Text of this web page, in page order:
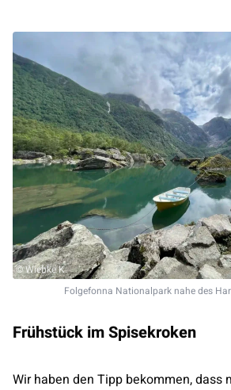
© Wiebke K.
Folgefonna Nationalpark nahe des
Frühstück im Spisekroken
Wir haben den Tipp bekommen, dass